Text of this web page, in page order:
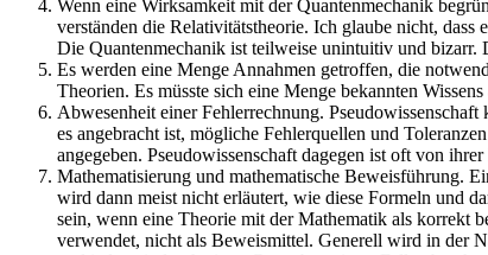
Wenn eine Wirksamkeit mit der Quantenmechanik
verständen die Relativitätstheorie. Ich glaube nicht, dass
Die Quantenmechanik ist teilweise unintuitiv und bizarr.
Es werden eine Menge Annahmen getroffen, die
Theorien. Es müsste sich eine Menge bekannten
Abwesenheit einer Fehlerrechnung.
es angebracht ist, mögliche Fehlerquellen und
angegeben. Pseudowissenschaft dagegen ist oft von
Mathematisierung und mathematische Beweisführung.
wird dann meist nicht erläutert, wie diese Formeln und
sein, wenn eine Theorie mit der Mathematik als korrekt
verwendet, nicht als Beweismittel. Generell wird in der